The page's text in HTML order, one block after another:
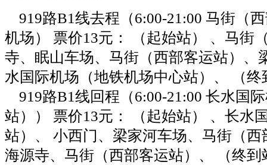
919路B1线去程（6:00-21:00 马街（
机场） 票价13元： （起始站） 、马街
寺、眠山车场、马街（西部客运站）、
水国际机场（地铁机场中心站）、 （终
919路B1线回程（6:00-21:00 长水国
站）） 票价13元： （起始站） 、长水
站）、 小西门、梁家河车场、马街（
海源寺、马街（西部客运站）、 （终到